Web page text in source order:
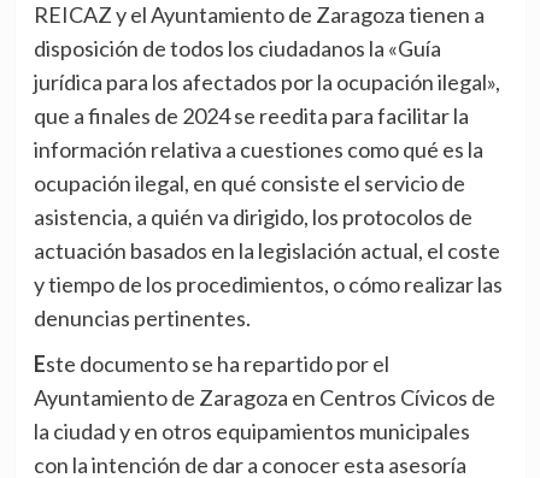
REICAZ y el Ayuntamiento de Zaragoza tienen a
disposición de todos los ciudadanos la «Guía
jurídica para los afectados por la ocupación ilegal»,
que a finales de 2024 se reedita para facilitar la
información relativa a cuestiones como qué es la
ocupación ilegal, en qué consiste el servicio de
asistencia, a quién va dirigido, los protocolos de
actuación basados en la legislación actual, el coste
y tiempo de los procedimientos, o cómo realizar las
denuncias pertinentes.
Este documento se ha repartido por el
Ayuntamiento de Zaragoza en Centros Cívicos de
la ciudad y en otros equipamientos municipales
con la intención de dar a conocer esta asesoría